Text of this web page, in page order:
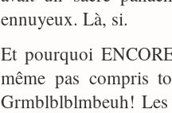
ennuyeux. Là, si.
Et pourquoi
même pas compris
Grmblblblmbeuh! Les